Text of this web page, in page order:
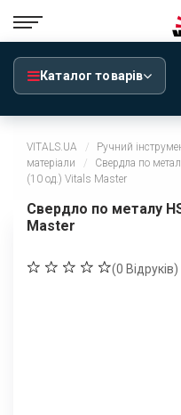
Каталог товарів
VITALS.UA Ручний
матеріали
Свердла по
(10 од.) Vitals Master
Свердло по металу
Master
(0 Відруків)